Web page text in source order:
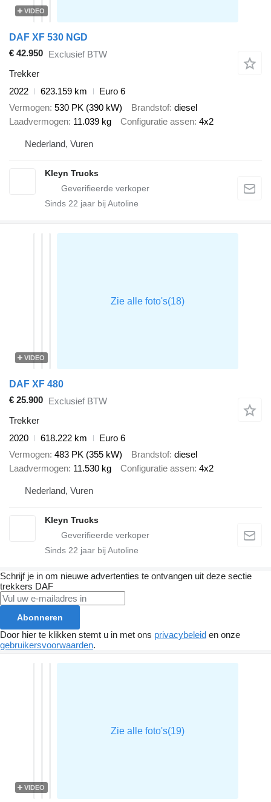
VIDEO
DAF XF 530 NGD
€ 42.950 Exclusief BTW
Trekker
2022
623.159 km
Euro 6
Vermogen 530 PK (390 kW) Brandstof diesel
Laadvermogen 11.039 kg Configuratie assen 4x2
Nederland, Vuren
Kleyn Trucks
Sinds 22 jaar bij Autoline
VIDEO
DAF XF 480
€ 25.900 Exclusief BTW
Trekker
2020
618.222 km
Euro 6
Vermogen 483 PK (355 kW) Brandstof diesel
Laadvermogen 11.530 kg Configuratie assen 4x2
Nederland, Vuren
Kleyn Trucks
Sinds 22 jaar bij Autoline
Schrijf je in om nieuwe advertenties te ontvangen uit deze sectie
trekkers DAF
Abonneren
Door hier te klikken stemt u in met ons privacybeleid en onze
gebruikersvoorwaarden.
VIDEO